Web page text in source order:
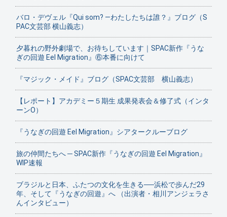
バロ・デヴェル『Qui som? ―わたしたちは誰？』ブログ（S
PAC文芸部 横山義志）
夕暮れの野外劇場で、お待ちしています｜SPAC新作『うな
ぎの回遊 Eel Migration』⑥本番に向けて
『マジック・メイド』ブログ（SPAC文芸部 横山義志）
【レポート】アカデミー５期生 成果発表会＆修了式（インタ
ーンO）
『うなぎの回遊 Eel Migration』シアタークルーブログ
旅の仲間たちへ ─ SPAC新作『うなぎの回遊 Eel Migration』
WIP速報
ブラジルと日本、ふたつの文化を生きる──浜松で歩んだ29
年、そして『うなぎの回遊』へ （出演者・相川アンジェラさ
んインタビュー）